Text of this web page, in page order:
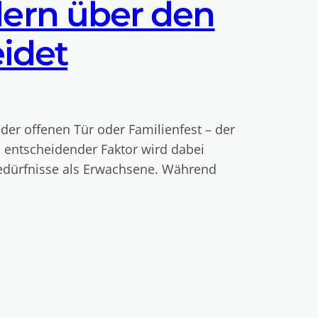
über den
offenen Tür oder Familienfest – der
Faktor wird dabei
als Erwachsene. Während